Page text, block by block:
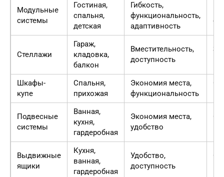
Модульные
системы
Гостиная,
спальня,
детская
Гибкость,
функциональность,
адаптивность
Стеллажи
Гараж,
кладовка,
балкон
Вместительность,
доступность
Шкафы-
купе
Спальня,
прихожая
Экономия места,
функциональность
Подвесные
системы
Ванная,
кухня,
гардеробная
Экономия места,
удобство
Выдвижные
ящики
Кухня,
ванная,
гардеробная
Удобство,
доступность